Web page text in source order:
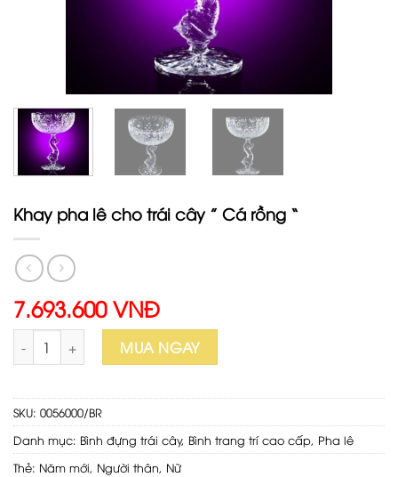
Khay pha lê cho trái cây ” Cá rồng “
7.693.600 VNĐ
Khay pha lê cho trái cây " Cá rồng " số lượng
MUA NGAY
SKU: 0056000/BR
Danh mục: Bình đựng trái cây, Bình trang trí cao cấp Pha lê
Thẻ: Năm mới Người thân Nữ